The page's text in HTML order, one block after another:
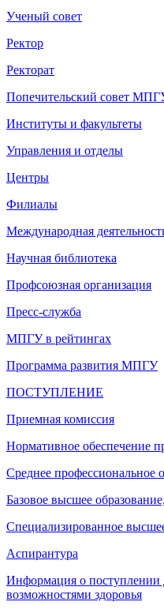
Ученый совет
Ректор
Ректорат
Попечительский совет
Институты и факультеты
Управления и отделы
Центры
Филиалы
Международная
Научная библиотека
Профсоюзная организация
Пресс-служба
МПГУ в рейтингах
Программа развития МПГУ
ПОСТУПЛЕНИЕ
Приемная комиссия
Нормативное обеспечение
Среднее профессиональное
Базовое высшее
Специализированное
Аспирантура
Информация о поступлении
возможностями здоровья